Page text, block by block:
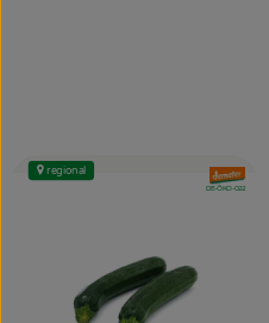
, Verband:
, Kontrollstelle:
DE-ÖKO-022
regional